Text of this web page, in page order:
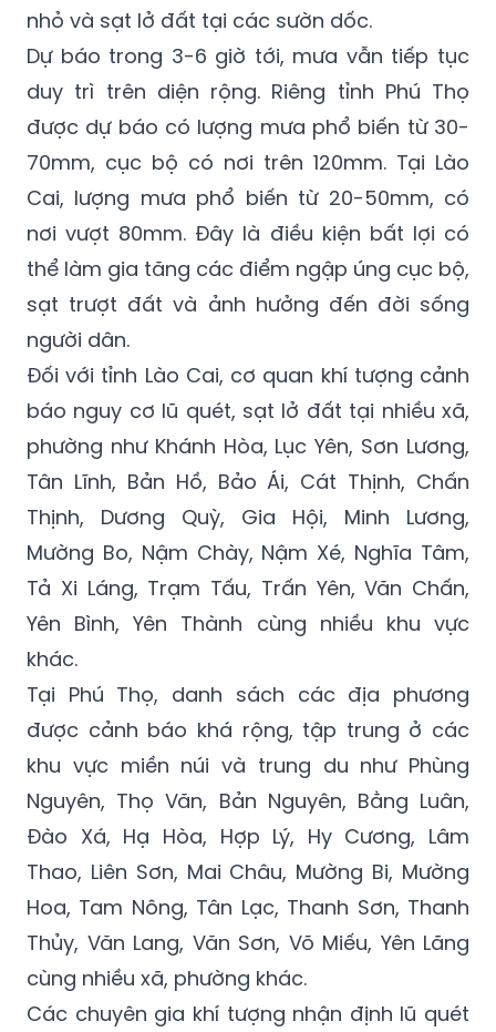
nhỏ và sạt lở đất tại các sườn dốc.
Dự báo trong 3-6 giờ tới, mưa vẫn tiếp tục
duy trì trên diện rộng. Riêng tỉnh Phú Thọ
được dự báo có lượng mưa phổ biến từ 30-
70mm, cục bộ có nơi trên 120mm. Tại Lào
Cai, lượng mưa phổ biến từ 20-50mm, có
nơi vượt 80mm. Đây là điều kiện bất lợi có
thể làm gia tăng các điểm ngập úng cục bộ,
sạt trượt đất và ảnh hưởng đến đời sống
người dân.
Đối với tỉnh Lào Cai, cơ quan khí tượng cảnh
báo nguy cơ lũ quét, sạt lở đất tại nhiều xã,
phường như Khánh Hòa, Lục Yên, Sơn Lương,
Tân Lĩnh, Bản Hồ, Bảo Ái, Cát Thịnh, Chấn
Thịnh, Dương Quỳ, Gia Hội, Minh Lương,
Mường Bo, Nậm Chày, Nậm Xé, Nghĩa Tâm,
Tả Xi Láng, Trạm Tấu, Trấn Yên, Văn Chấn,
Yên Bình, Yên Thành cùng nhiều khu vực
khác.
Tại Phú Thọ, danh sách các địa phương
được cảnh báo khá rộng, tập trung ở các
khu vực miền núi và trung du như Phùng
Nguyên, Thọ Văn, Bản Nguyên, Bằng Luân,
Đào Xá, Hạ Hòa, Hợp Lý, Hy Cương, Lâm
Thao, Liên Sơn, Mai Châu, Mường Bi, Mường
Hoa, Tam Nông, Tân Lạc, Thanh Sơn, Thanh
Thủy, Văn Lang, Văn Sơn, Võ Miếu, Yên Lãng
cùng nhiều xã, phường khác.
Các chuyên gia khí tượng nhận định lũ quét